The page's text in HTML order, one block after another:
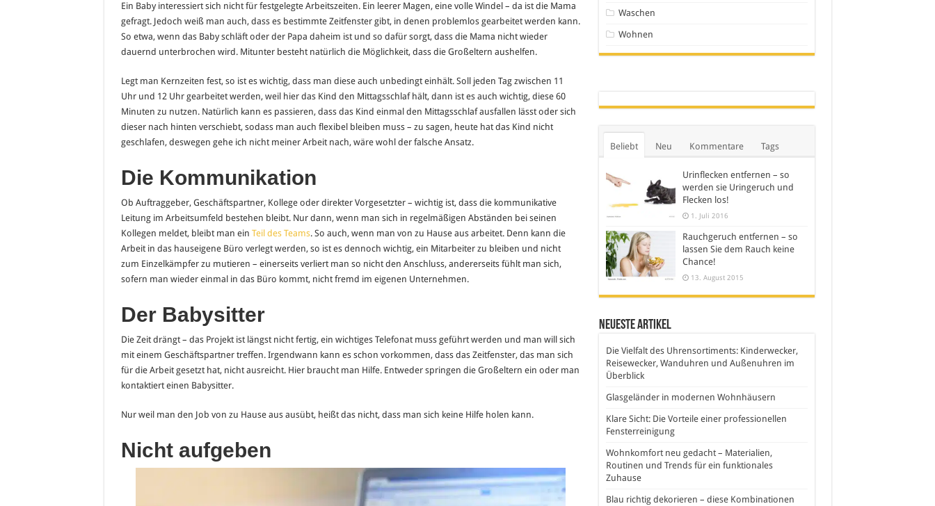
Ein Baby interessiert sich nicht für festgelegte Arbeitszeiten. Ein leerer Magen, eine volle Windel – da ist die Mama
gefragt. Jedoch weiß man auch, dass es bestimmte Zeitfenster gibt, in denen problemlos gearbeitet werden kann.
So etwa, wenn das Baby schläft oder der Papa daheim ist und so dafür sorgt, dass die Mama nicht wieder
dauernd unterbrochen wird. Mitunter besteht natürlich die Möglichkeit, dass die Großeltern aushelfen.
Legt man Kernzeiten fest, so ist es wichtig, dass man diese auch unbedingt einhält. Soll jeden Tag zwischen 11
Uhr und 12 Uhr gearbeitet werden, weil hier das Kind den Mittagsschlaf hält, dann ist es auch wichtig, diese 60
Minuten zu nutzen. Natürlich kann es passieren, dass das Kind einmal den Mittagsschlaf ausfallen lässt oder sich
dieser nach hinten verschiebt, sodass man auch flexibel bleiben muss – zu sagen, heute hat das Kind nicht
geschlafen, deswegen gehe ich nicht meiner Arbeit nach, wäre wohl der falsche Ansatz.
Die Kommunikation
Ob Auftraggeber, Geschäftspartner, Kollege oder direkter Vorgesetzter – wichtig ist, dass die kommunikative
Leitung im Arbeitsumfeld bestehen bleibt. Nur dann, wenn man sich in regelmäßigen Abständen bei seinen
Kollegen meldet, bleibt man ein Teil des Teams. So auch, wenn man von zu Hause aus arbeitet. Denn kann die
Arbeit in das hauseigene Büro verlegt werden, so ist es dennoch wichtig, ein Mitarbeiter zu bleiben und nicht
zum Einzelkämpfer zu mutieren – einerseits verliert man so nicht den Anschluss, andererseits fühlt man sich,
sofern man wieder einmal in das Büro kommt, nicht fremd im eigenen Unternehmen.
Der Babysitter
Die Zeit drängt – das Projekt ist längst nicht fertig, ein wichtiges Telefonat muss geführt werden und man will sich
mit einem Geschäftspartner treffen. Irgendwann kann es schon vorkommen, dass das Zeitfenster, das man sich
für die Arbeit gesetzt hat, nicht ausreicht. Hier braucht man Hilfe. Entweder springen die Großeltern ein oder man
kontaktiert einen Babysitter.
Nur weil man den Job von zu Hause aus ausübt, heißt das nicht, dass man sich keine Hilfe holen kann.
Nicht aufgeben
Waschen
Wohnen
Beliebt Neu Kommentare Tags
Urinflecken entfernen – so
werden sie Uringeruch und
Flecken los!
1. Juli 2016
Rauchgeruch entfernen – so
lassen Sie dem Rauch keine
Chance!
13. August 2015
Neueste Artikel
Die Vielfalt des Uhrensortiments: Kinderwecker,
Reisewecker, Wanduhren und Außenuhren im
Überblick
Glasgeländer in modernen Wohnhäusern
Klare Sicht: Die Vorteile einer professionellen
Fensterreinigung
Wohnkomfort neu gedacht – Materialien,
Routinen und Trends für ein funktionales
Zuhause
Blau richtig dekorieren – diese Kombinationen